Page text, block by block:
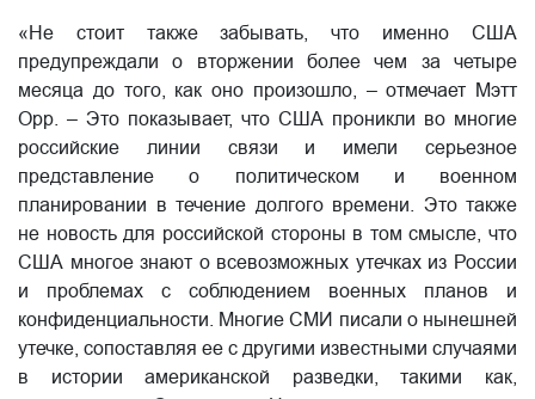
«Не стоит также забывать, что именно США
предупреждали о вторжении более чем за четыре
месяца до того, как оно произошло, – отмечает Мэтт
Орр. – Это показывает, что США проникли во многие
российские линии связи и имели серьезное
представление о политическом и военном
планировании в течение долгого времени. Это также
не новость для российской стороны в том смысле, что
США многое знают о всевозможных утечках из России
и проблемах с соблюдением военных планов и
конфиденциальности. Многие СМИ писали о нынешней
утечке, сопоставляя ее с другими известными случаями
в истории американской разведки, такими как,